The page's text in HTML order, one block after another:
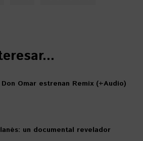
Don Omar estrenan Remix (+Audio)
un documental revelador